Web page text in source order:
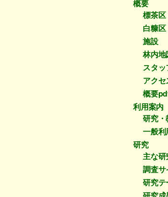
概要
標茶区
白糠区
施設
林内地
スタッ
アクセ
概要
利用案内
研究・
一般利
研究
主な研
調査
研究